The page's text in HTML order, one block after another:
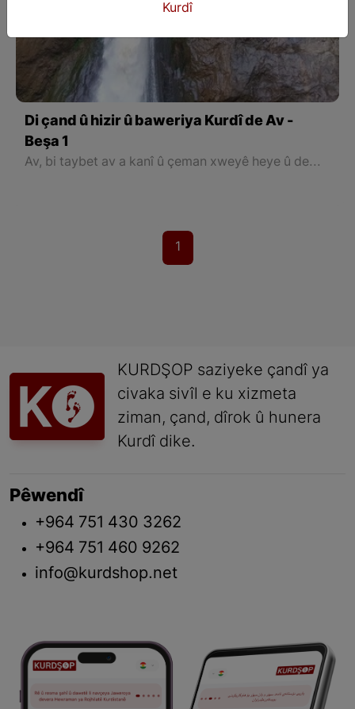
Di çand û hizir û baweriya Kurdî de Av -
Beşa 1
Av, bi taybet av a kanî û çeman xweyê heye û dema ku di derengiya şevê de herî ser avê jîndar dibî. Xwediyê avê kincên spî li ber in û esmanê di nav lingên vê de xuya ye. Demaku di dema şevê de herî ser avê dibe bibêjî: “Xwediyê dar û kaniyan \ avê dibim bo avedaniyê.”
1
KURDŞOP saziyeke çandî ya
civaka sivîl e ku xizmeta
ziman, çand, dîrok û hunera
Kurdî dike.
Pêwendî
+964 751 430 3262
+964 751 460 9262
info@kurdshop.net
Kurdî